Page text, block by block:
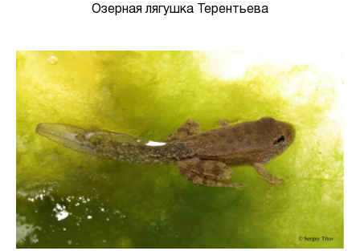
Озерная лягушка Терентьева